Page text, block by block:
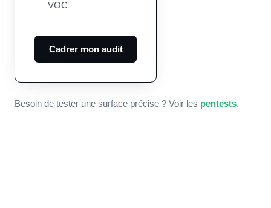
VOC
Cadrer mon audit
Besoin de tester une surface précise ? Voir les pentests.